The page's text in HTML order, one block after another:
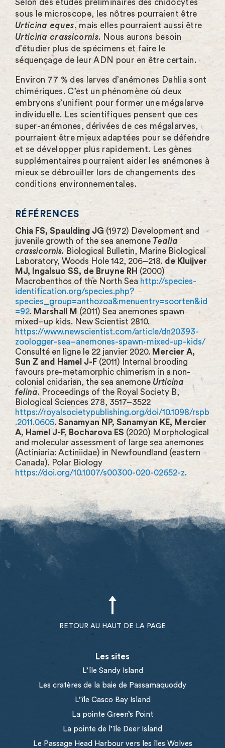
Selon des études préliminaires des cnidocytes
sous le microscope, les nôtres pourraient être
Urticina eques, mais elles pourraient aussi être
Urticina crassicornis. Nous aurons besoin
d’étudier plus de spécimens et faire le
séquençage de leur ADN pour en être certain.
Environ 77 % des larves d’anémones Dahlia sont
chimériques. C’est un phénomène où deux
embryons s’unifient pour former une mégalarve
individuelle. Les scientifiques pensent que ces
super-anémones, dérivées de ces mégalarves,
pourraient être mieux adaptées pour se défendre
et se développer plus rapidement. Les gènes
supplémentaires pourraient aider les anémones à
mieux se débrouiller lors de changements des
conditions environnementales.
RÉFÉRENCES
Chia FS, Spaulding JG(1972) Development and
juvenile growth of the sea anemone Tealia
crassicornis. Biological Bulletin, Marine Biological
Laboratory, Woods Hole 142, 206–218. de Kluijver
MJ, Ingalsuo SS, de Bruyne RH (2000)
Macrobenthos of the North Sea http://species-
identification.org/species.php?
species_group=anthozoa&menuentry=soorten&id
=92. Marshall M (2011) Sea anemones spawn
mixed–up kids. New Scientist 2810.
https://www.newscientist.com/article/dn20393-
zoologger-sea–anemones-spawn-mixed-up-kids/
Consulté en ligne le 22 janvier 2020. Mercier A,
Sun Z and Hamel J-F (2011) Internal brooding
favours pre-metamorphic chimerism in a non-
colonial cnidarian, the sea anemone Urticina
felina. Proceedings of the Royal Society B,
Biological Sciences 278, 3517–3522
https://royalsocietypublishing.org/doi/10.1098/rspb
.2011.0605. Sanamyan NP, Sanamyan KE, Mercier
A, Hamel J-F, Bocharova ES (2020) Morphological
and molecular assessment of large sea anemones
(Actiniaria: Actiniidae) in Newfoundland (eastern
Canada). Polar Biology
https://doi.org/10.1007/s00300-020-02652-z.
RETOUR AU HAUT DE LA PAGE
Les sites
L’île Sandy Island
Les cratères de la baie de Passamaquoddy
L’île Casco Bay Island
La pointe Green’s Point
La pointe de l’île Deer Island
Le Passage Head Harbour vers les îles Wolves